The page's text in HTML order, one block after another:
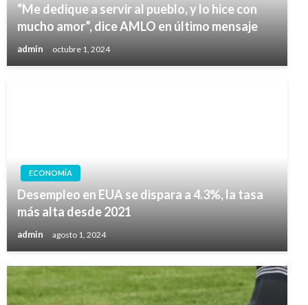
“Me dedique a servir al pueblo, y lo hice con
mucho amor”, dice AMLO en último mensaje
admin octubre 1, 2024
ECONOMÍA
Desempleo en EUA se dispara a 4.3%, la tasa
más alta desde 2021
admin agosto 1, 2024